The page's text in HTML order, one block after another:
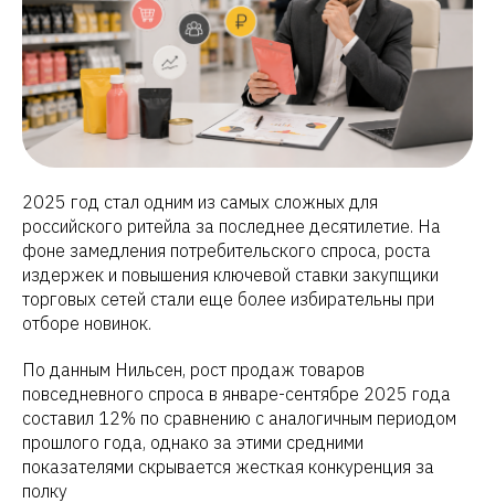
2025 год стал одним из самых сложных для
российского ритейла за последнее десятилетие. На
фоне замедления потребительского спроса, роста
издержек и повышения ключевой ставки закупщики
торговых сетей стали еще более избирательны при
отборе новинок.
По данным Нильсен, рост продаж товаров
повседневного спроса в январе-сентябре 2025 года
составил 12% по сравнению с аналогичным периодом
прошлого года, однако за этими средними
показателями скрывается жесткая конкуренция за
полку